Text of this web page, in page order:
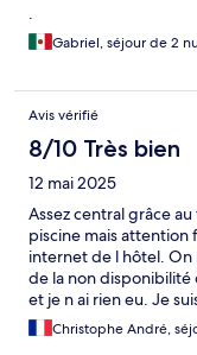
.
Gabriel, séjour de 2
Avis vérifié
8/10 Très bien
12 mai 2025
Assez central grâce
piscine mais attention
internet de l hôtel. On
de la non disponibilité
et je n ai rien eu. Je
petit déjeuner, un
plus les noms de
Christophe André,